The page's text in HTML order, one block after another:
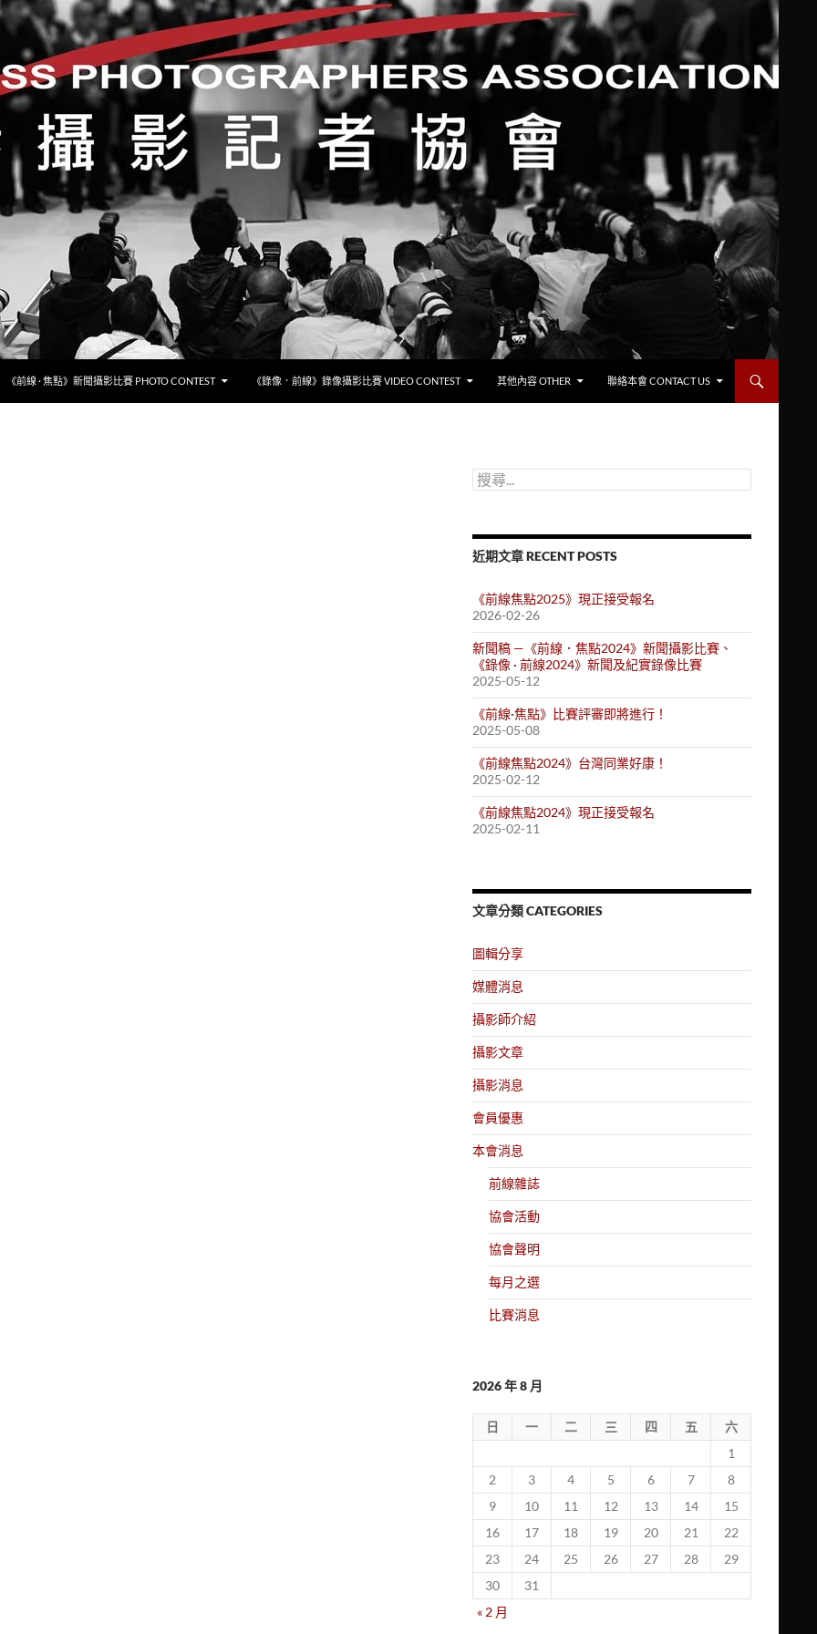
《前線 · 焦點》新聞攝影比賽 PHOTO CONTEST 《錄像．前線》錄像攝影比賽 VIDEO CONTEST 其他內容 OTHER 聯絡本會 CONTACT US
搜
尋
字:
近期文章 RECENT POSTS
《前線焦點2025》現正接受報名
2026-02-26
新聞稿 —《前線．焦點2024》新聞攝影比賽、
《錄像 · 前線2024》新聞及紀實錄像比賽
2025-05-12
《前線·焦點》比賽評審即將進行！
2025-05-08
《前線焦點2024》台灣同業好康！
2025-02-12
《前線焦點2024》現正接受報名
2025-02-11
文章分類 CATEGORIES
圖輯分享
媒體消息
攝影師介紹
攝影文章
攝影消息
會員優惠
本會消息
前線雜誌
協會活動
協會聲明
每月之選
比賽消息
2026 年 8 月
日 一 二 三 四 五
六
1
2
3 4 5 6 7
8
9
10 11 12 13 14
15
16
17 18 19 20 21
22
23
24 25 26 27 28
29
30
31
« 2 月